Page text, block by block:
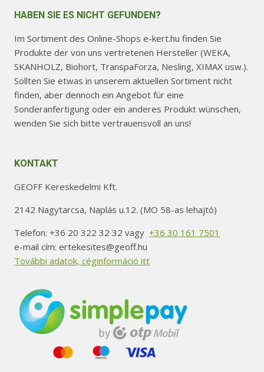
HABEN SIE ES NICHT GEFUNDEN?
Im Sortiment des Online-Shops e-kert.hu finden Sie
Produkte der von uns vertretenen Hersteller (WEKA,
SKANHOLZ, Biohort, TranspaForza, Nesling, XIMAX usw.).
Sollten Sie etwas in unserem aktuellen Sortiment nicht
finden, aber dennoch ein Angebot für eine
Sonderanfertigung oder ein anderes Produkt wünschen,
wenden Sie sich bitte vertrauensvoll an uns!
KONTAKT
GEOFF Kereskedelmi Kft.
2142 Nagytarcsa, Naplás u.12. (MO 58-as lehajtó)
Telefon: +36 20 322 32 32 vagy +36 30 161 7501
e-mail cím: ertekesites@geoff.hu
További adatok, céginformáció itt